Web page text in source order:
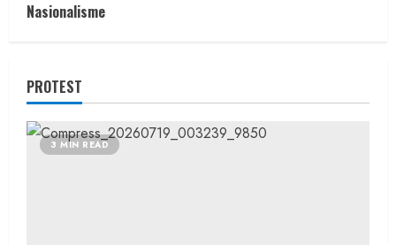
Nasionalisme
PROTEST
3 MIN READ